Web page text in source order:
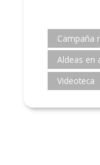
Campaña
Aldeas en
Videoteca